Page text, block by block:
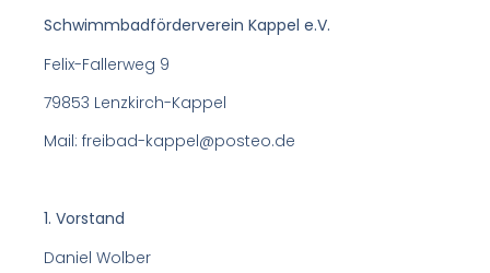
Schwimmbadförderverein Kappel e.V.
Felix-Fallerweg 9
79853 Lenzkirch-Kappel
Mail: freibad-kappel@posteo.de
1. Vorstand
Daniel Wolber